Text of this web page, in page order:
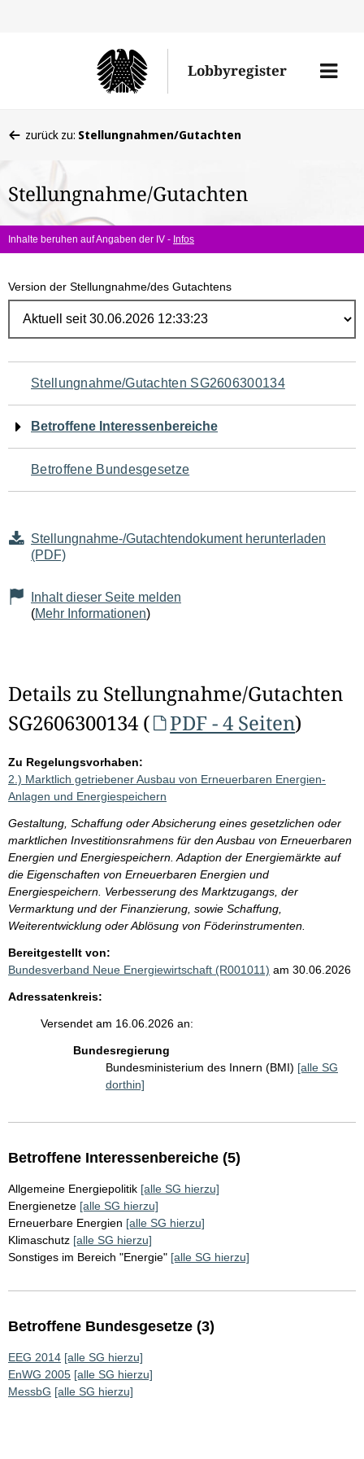
Lobbyregister
Menü
befinden
hier:
zurück zu: Stellungnahmen/Gutachten
Stellungnahme/Gutachten
Inhalte beruhen auf Angaben der IV - Infos
Version der Stellungnahme/des Gutachtens
Navigation
für
den
Seiteninhalt
Stellungnahme/Gutachten SG2606300134
Betroffene Interessenbereiche
Betroffene Bundesgesetze
Stellungnahme-/Gutachtendokument herunterladen
(PDF)
Inhalt dieser Seite melden
(Mehr Informationen)
Details zu Stellungnahme/Gutachten
SG2606300134 (
PDF - 4 Seiten)
Zu Regelungsvorhaben:
2.) Marktlich getriebener Ausbau von Erneuerbaren Energien-
Anlagen und Energiespeichern
Gestaltung, Schaffung oder Absicherung eines gesetzlichen oder
marktlichen Investitionsrahmens für den Ausbau von Erneuerbaren
Energien und Energiespeichern. Adaption der Energiemärkte auf
die Eigenschaften von Erneuerbaren Energien und
Energiespeichern. Verbesserung des Marktzugangs, der
Vermarktung und der Finanzierung, sowie Schaffung,
Weiterentwicklung oder Ablösung von Föderinstrumenten.
Bereitgestellt von:
Bundesverband Neue Energiewirtschaft (R001011) am 30.06.2026
Adressatenkreis:
Versendet am 16.06.2026 an:
Bundesregierung
Bundesministerium des Innern (BMI) [alle SG
dorthin]
Betroffene Interessenbereiche (5)
Allgemeine Energiepolitik [alle SG hierzu]
Energienetze [alle SG hierzu]
Erneuerbare Energien [alle SG hierzu]
Klimaschutz [alle SG hierzu]
Sonstiges im Bereich "Energie" [alle SG hierzu]
Betroffene Bundesgesetze (3)
EEG 2014 [alle SG hierzu]
EnWG 2005 [alle SG hierzu]
MessbG [alle SG hierzu]